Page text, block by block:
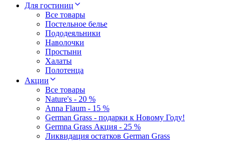
Для гостиниц
Все товары
Постельное белье
Пододеяльники
Наволочки
Простыни
Халаты
Полотенца
Акции
Все товары
Nature's - 20 %
Anna Flaum - 15 %
German Grass - подарки к Новому Году!
Germna Grass Акция - 25 %
Ликвидация остатков German Grass